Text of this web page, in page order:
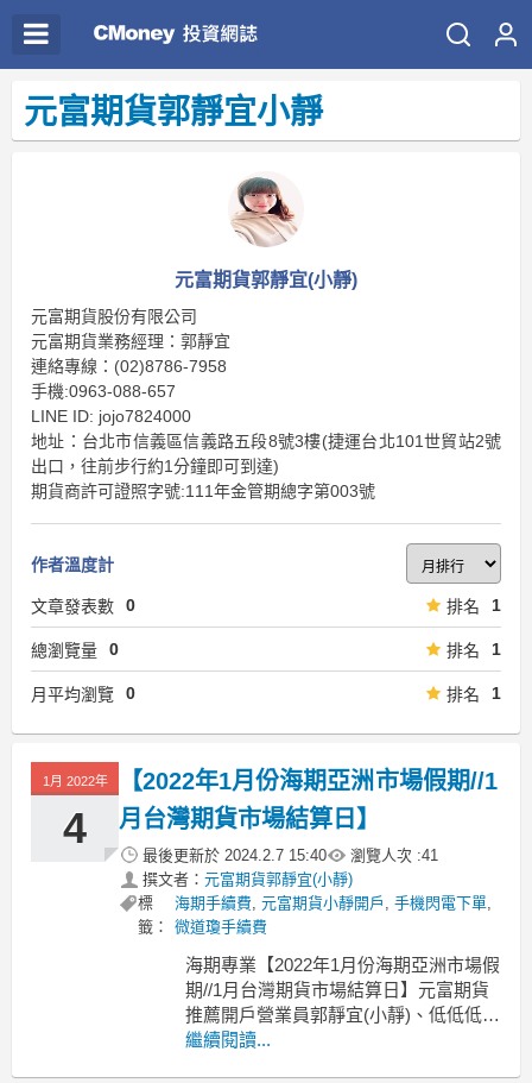
元富期貨郭靜宜小靜
元富期貨郭靜宜(小靜)
元富期貨股份有限公司
元富期貨業務經理：郭靜宜
連絡專線：(02)8786-7958
手機:0963-088-657
LINE ID: jojo7824000
地址：台北市信義區信義路五段8號3樓(捷運台北101世貿站2號
出口，往前步行約1分鐘即可到達)
期貨商許可證照字號:111年金管期總字第003號
作者溫度計
文章發表數 0 排名 1
總瀏覽量 0 排名 1
月平均瀏覽 0 排名 1
1月 2022年
4
【2022年1月份海期亞洲市場假期//1
月台灣期貨市場結算日】
最後更新於 2024.2.7 15:40 瀏覽人次 :41
撰文者： 元富期貨郭靜宜(小靜)
標
籤：
海期手續費, 元富期貨小靜開戶 , 手機閃電下單,
微道瓊手續費
海期專業【2022年1月份海期亞洲市場假
期//1月台灣期貨市場結算日】元富期貨
推薦開戶營業員郭靜宜(小靜)、低低低海
期手續費、期貨線上開戶、期貨全省開
繼續閱讀...